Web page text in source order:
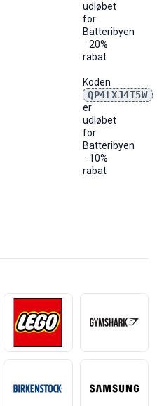
udløbet
for
Batteribyen
· 20%
rabat
Koden
QP4LXJ4T5W
er
udløbet
for
Batteribyen
· 10%
rabat